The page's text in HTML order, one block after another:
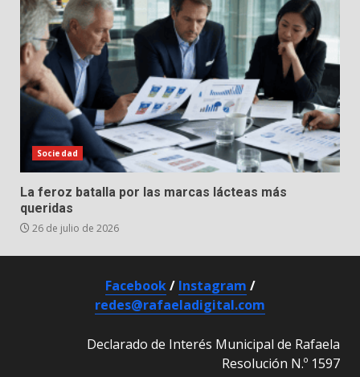
Sociedad
La feroz batalla por las marcas lácteas más
queridas
26 de julio de 2026
Facebook/ Instagram /
redes@rafaeladigital.com
Declarado de Interés Municipal de Rafaela
Resolución N.º 1597